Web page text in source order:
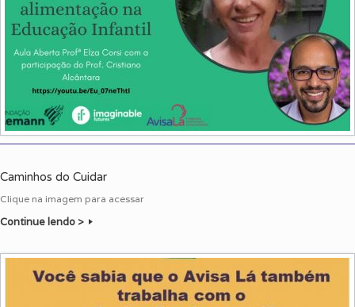
Caminhos do Cuidar
Clique na imagem para acessar
Continue lendo >